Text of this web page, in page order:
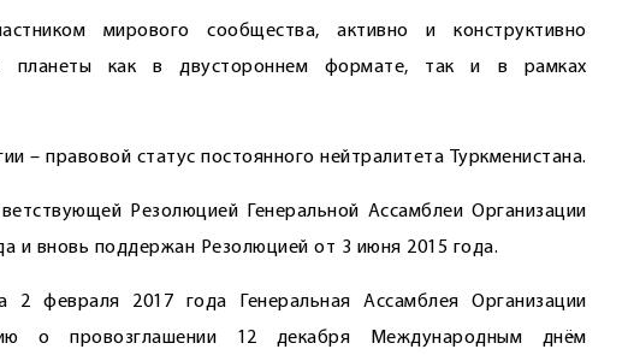
мирового сообщества, активно и конструктивно
планеты как в двустороннем формате, так и в рамках
– правовой статус постоянного нейтралитета Туркменистана.
Резолюцией Генеральной Ассамблеи Организации
и вновь поддержан Резолюцией от 3 июня 2015 года.
2 февраля 2017 года Генеральная Ассамблея Организации
о провозглашении 12 декабря Международным днём